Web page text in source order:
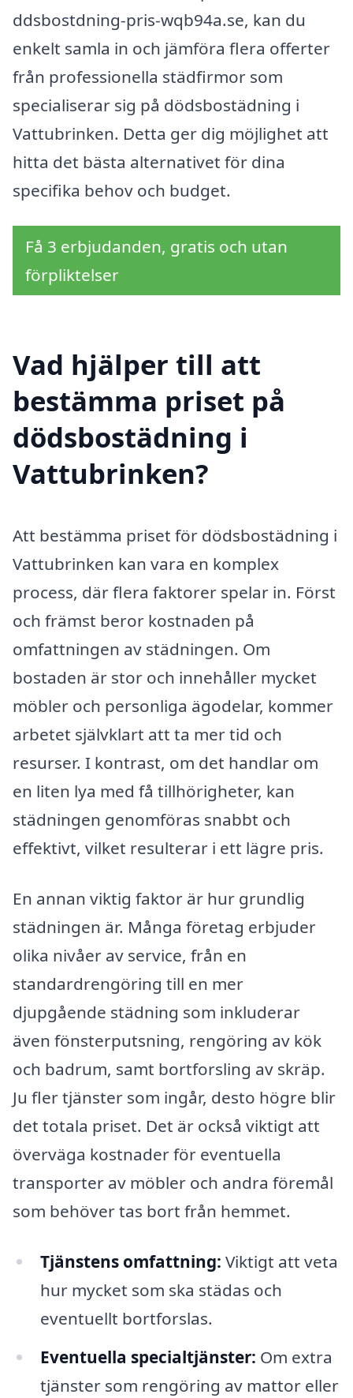
ddsbostdning-pris-wqb94a.se, kan du
enkelt samla in och jämföra flera offerter
från professionella städfirmor som
specialiserar sig på dödsbostädning i
Vattubrinken. Detta ger dig möjlighet att
hitta det bästa alternativet för dina
specifika behov och budget.
Få 3 erbjudanden, gratis och utan
förpliktelser
Vad hjälper till att
bestämma priset på
dödsbostädning i
Vattubrinken?
Att bestämma priset för dödsbostädning i
Vattubrinken kan vara en komplex
process, där flera faktorer spelar in. Först
och främst beror kostnaden på
omfattningen av städningen. Om
bostaden är stor och innehåller mycket
möbler och personliga ägodelar, kommer
arbetet självklart att ta mer tid och
resurser. I kontrast, om det handlar om
en liten lya med få tillhörigheter, kan
städningen genomföras snabbt och
effektivt, vilket resulterar i ett lägre pris.
En annan viktig faktor är hur grundlig
städningen är. Många företag erbjuder
olika nivåer av service, från en
standardrengöring till en mer
djupgående städning som inkluderar
även fönsterputsning, rengöring av kök
och badrum, samt bortforsling av skräp.
Ju fler tjänster som ingår, desto högre blir
det totala priset. Det är också viktigt att
överväga kostnader för eventuella
transporter av möbler och andra föremål
som behöver tas bort från hemmet.
Tjänstens omfattning: Viktigt att veta
hur mycket som ska städas och
eventuellt bortforslas.
Eventuella specialtjänster: Om extra
tjänster som rengöring av mattor eller